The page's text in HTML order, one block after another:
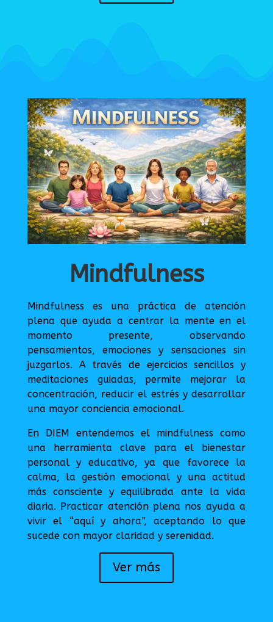
Mindfulness
Mindfulness es una práctica de atención
plena que ayuda a centrar la mente en el
momento presente, observando
pensamientos, emociones y sensaciones sin
juzgarlos. A través de ejercicios sencillos y
meditaciones guiadas, permite mejorar la
concentración, reducir el estrés y desarrollar
una mayor conciencia emocional.
En DIEM entendemos el mindfulness como
una herramienta clave para el bienestar
personal y educativo, ya que favorece la
calma, la gestión emocional y una actitud
más consciente y equilibrada ante la vida
diaria. Practicar atención plena nos ayuda a
vivir el “aquí y ahora”, aceptando lo que
sucede con mayor claridad y serenidad.
Ver más